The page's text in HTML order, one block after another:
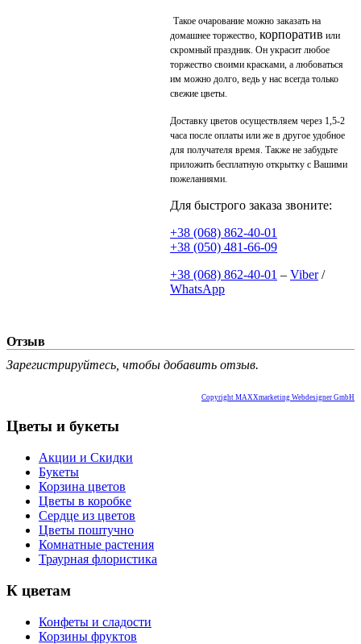
Такое очарование можно заказать на
домашнее торжество, корпоратив или
скромный праздник. Он украсит любое
торжество своими красками, а любоваться
им можно долго, ведь у нас всегда только
свежие цветы.
Доставку цветов осуществляем через 1,5-2
часа после оплаты или же в другое удобное
для получателя время. Также не забудьте
приложить бесплатную открытку с Вашими
пожеланиями.
Для быстрого заказа звоните:
+38 (068) 862-40-01
+38 (050) 481-66-09
+38 (068) 862-40-01 – Viber/
WhatsApp
Отзыв
Зарегистрируйтесь, чтобы добавить отзыв.
Copyright MAXXmarketing Webdesigner GmbH
Цветы и букеты
Акции и Скидки
Букеты
Корзина цветов
Цветы в коробке
Сердце из цветов
Цветы поштучно
Комнатные растения
Траурная флористика
К цветам
Конфеты и сладости
Корзины фруктов